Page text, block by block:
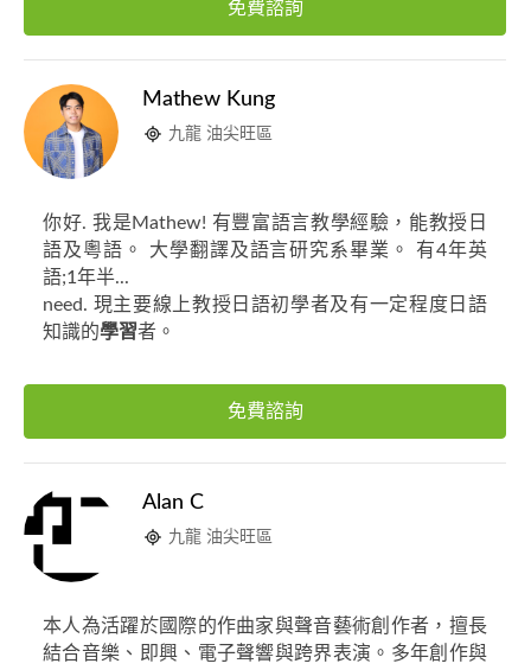
免費諮詢
Mathew Kung
九龍 油尖旺區
你好. 我是Mathew! 有豐富語言教學經驗，能教授日
語及粵語。 大學翻譯及語言研究系畢業。 有4年英
語;1年半...
need. 現主要線上教授日語初學者及有一定程度日語
知識的學習者。
免費諮詢
Alan C
九龍 油尖旺區
本人為活躍於國際的作曲家與聲音藝術創作者，擅長
結合音樂、即興、電子聲響與跨界表演。多年創作與